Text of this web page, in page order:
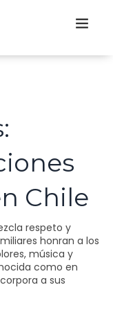
Chile
respeto y
honran a los
música y
como en
a sus